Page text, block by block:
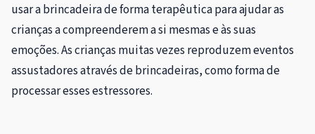
usar a brincadeira de forma terapêutica para ajudar as
crianças a compreenderem a si mesmas e às suas
emoções. As crianças muitas vezes reproduzem eventos
assustadores através de brincadeiras, como forma de
processar esses estressores.